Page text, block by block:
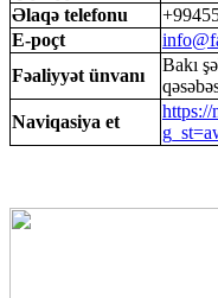
Əlaqə telefonu
E-poçt
Fəaliyyət ünvanı
Bakı
Naviqasiya et